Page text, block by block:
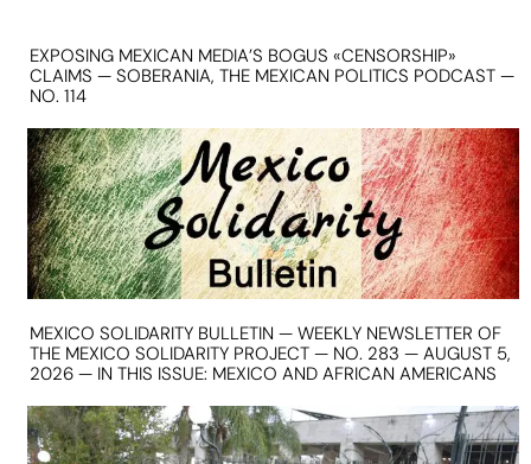
EXPOSING MEXICAN MEDIA’S BOGUS «CENSORSHIP»
CLAIMS — SOBERANIA, THE MEXICAN POLITICS PODCAST —
NO. 114
MEXICO SOLIDARITY BULLETIN — WEEKLY NEWSLETTER OF
THE MEXICO SOLIDARITY PROJECT — NO. 283 — AUGUST 5,
2026 — IN THIS ISSUE: MEXICO AND AFRICAN AMERICANS